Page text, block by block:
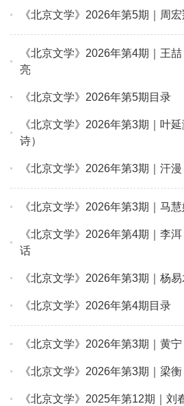
《北京文学》2026年第5期｜周
《北京文学》2026年第4期｜王
亮
《北京文学》2026年第5期目录
《北京文学》2026年第3期｜叶
诗）
《北京文学》2026年第3期｜汗
《北京文学》2026年第3期｜马
《北京文学》2026年第4期｜李
话
《北京文学》2026年第3期｜杨
《北京文学》2026年第4期目录
《北京文学》2026年第3期｜黄
《北京文学》2026年第3期｜梁
《北京文学》2025年第12期｜刘